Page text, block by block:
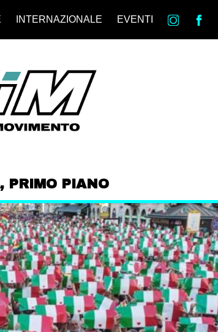
INTERNAZIONALE EVENTI in
, PRIMO PIANO